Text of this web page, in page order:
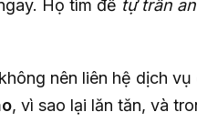
Họ tìm để tự trấn
nên liên hệ dịch
, vì sao lại lăn tăn, và